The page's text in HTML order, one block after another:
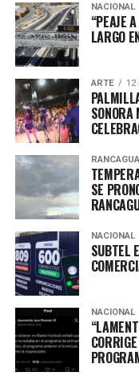
NACIONAL
“PEAJE
LARGO
ARTE 12
SONORA
RANCAGUA
SE
NACIONAL
SUBTEL
NACIONAL